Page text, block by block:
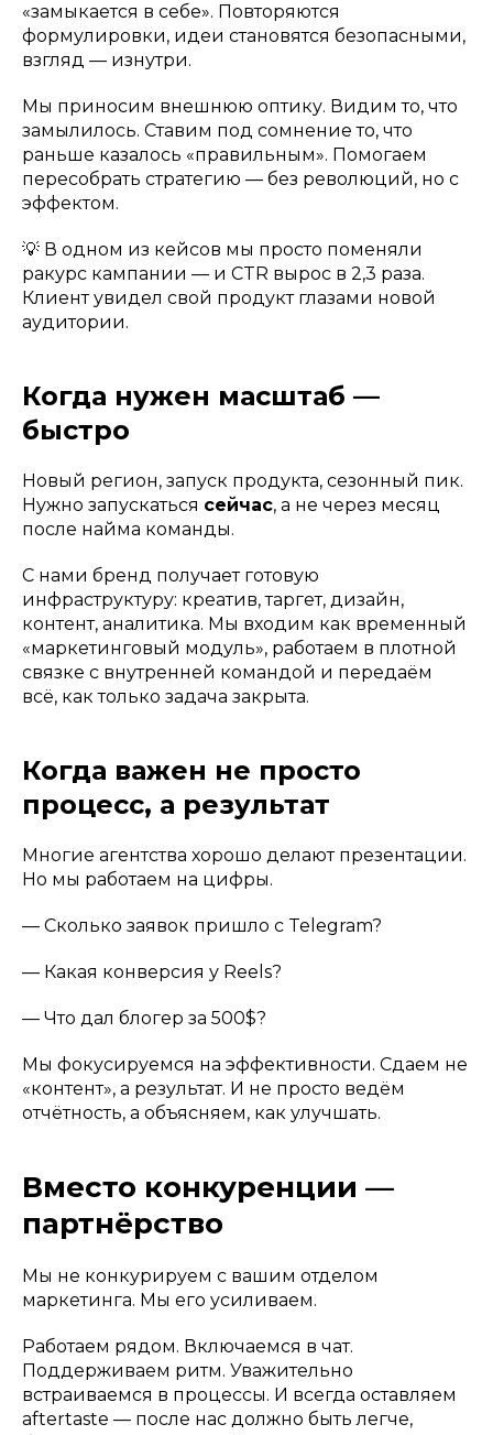
«замыкается в себе». Повторяются
формулировки, идеи становятся безопасными,
взгляд — изнутри.
Мы приносим внешнюю оптику. Видим то, что
замылилось. Ставим под сомнение то, что
раньше казалось «правильным». Помогаем
пересобрать стратегию — без революций, но с
эффектом.
💡 В одном из кейсов мы просто поменяли
ракурс кампании — и CTR вырос в 2,3 раза.
Клиент увидел свой продукт глазами новой
аудитории.
Когда нужен масштаб —
быстро
Новый регион, запуск продукта, сезонный пик.
Нужно запускаться сейчас, а не через месяц
после найма команды.
С нами бренд получает готовую
инфраструктуру: креатив, таргет, дизайн,
контент, аналитика. Мы входим как временный
«маркетинговый модуль», работаем в плотной
связке с внутренней командой и передаём
всё, как только задача закрыта.
Когда важен не просто
процесс, а результат
Многие агентства хорошо делают презентации.
Но мы работаем на цифры.
— Сколько заявок пришло с Telegram?
— Какая конверсия у Reels?
— Что дал блогер за 500$?
Мы фокусируемся на эффективности. Сдаем не
«контент», а результат. И не просто ведём
отчётность, а объясняем, как улучшать.
Вместо конкуренции —
партнёрство
Мы не конкурируем с вашим отделом
маркетинга. Мы его усиливаем.
Работаем рядом. Включаемся в чат.
Поддерживаем ритм. Уважительно
встраиваемся в процессы. И всегда оставляем
aftertaste — после нас должно быть легче,